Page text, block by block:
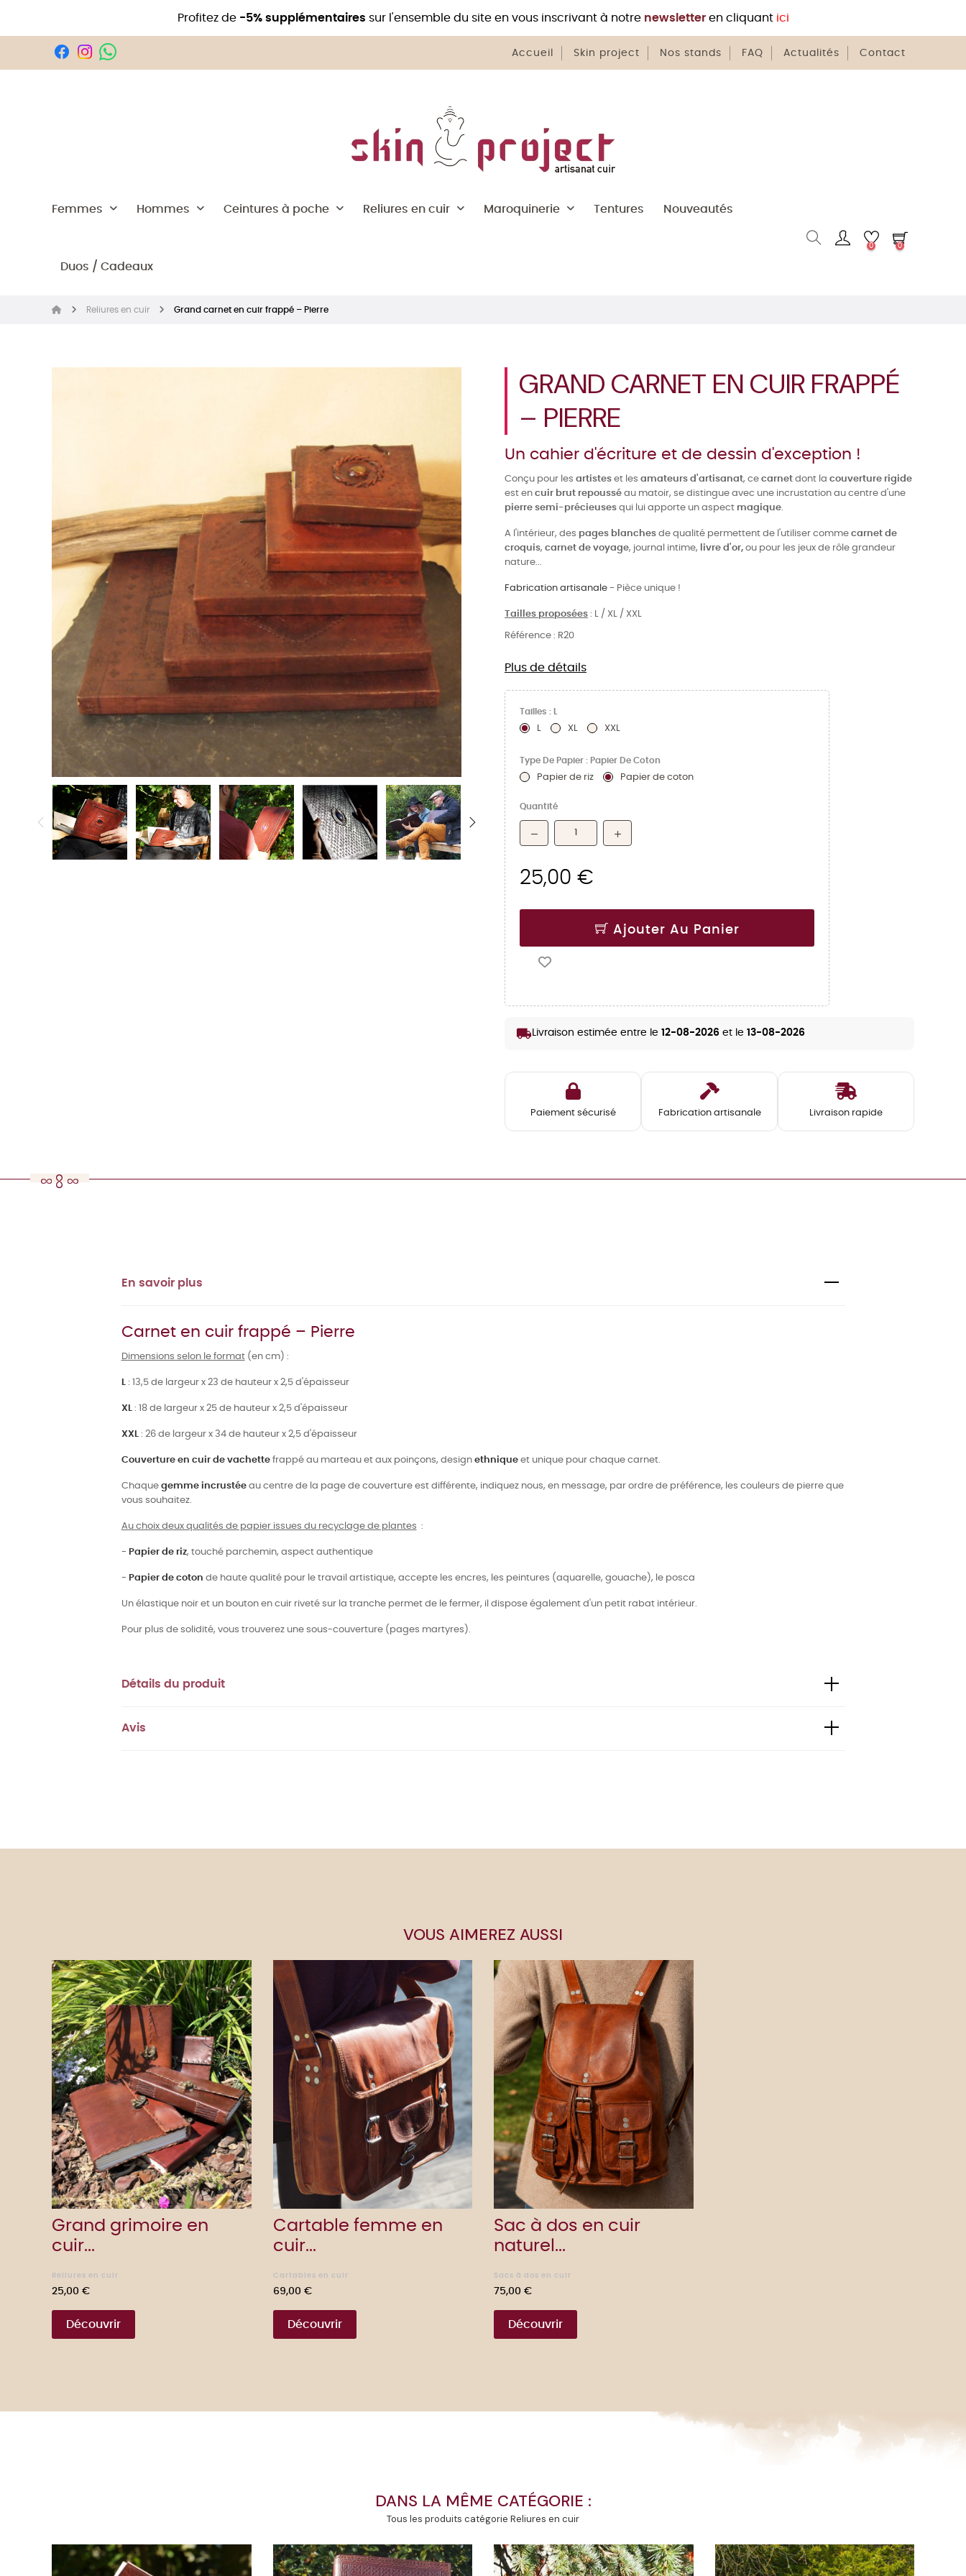
Profitez de-5% supplémentaires sur l'ensemble du site en vous inscrivant à notre newsletteren cliquant ici
Accueil Skin project Nos stands FAQ Actualités Contact
Femmes Hommes Ceintures à poche Reliures en cuir Maroquinerie Tentures Nouveautés
Duos / Cadeaux
0 0
Reliures en cuir Grand carnet en cuir frappé – Pierre
GRAND CARNET EN CUIR FRAPPÉ
– PIERRE
Un cahier d'écriture et de dessin d'exception !
Conçu pour les artistes et les amateurs d'artisanat, ce carnet dont la couverture rigide
est en cuir brut repoussé au matoir, se distingue avec une incrustation au centre d'une
pierre semi-précieuses qui lui apporte un aspect magique.
A l'intérieur, des pages blanches de qualité permettent de l'utiliser comme carnet de
croquis, carnet de voyage, journal intime, livre d'or, ou pour les jeux de rôle grandeur
nature...
Fabrication artisanale - Pièce unique !
Tailles proposées : L / XL / XXL
Référence : R20
Plus de détails
Tailles : L
XL XXL
Type De Papier : Papier De Coton
Papier de riz Papier de coton
Quantité
25,00 €
Ajouter Au Panier
local_shipping Livraison estimée entre le 12-08-2026 et le 13-08-2026
Paiement sécurisé Fabrication artisanale Livraison rapide
En savoir plus
Carnet en cuir frappé – Pierre
Dimensions selon le format(en cm) :
: 13,5 de largeur x 23 de hauteur x 2,5 d'épaisseur
XL : 18 de largeur x 25 de hauteur x 2,5 d'épaisseur
XXL : 26 de largeur x 34 de hauteur x 2,5 d'épaisseur
Couverture en cuir de vachettefrappé au marteau et aux poinçons, design ethniqueet unique pour chaque carnet.
Chaque gemme incrustéeau centre de la page de couverture est différente, indiquez nous, en message, par ordre de préférence, les couleurs de pierre que
vous souhaitez.
Au choix deux qualités de papier issues du recyclage de plantes :
- Papier de riz, touché parchemin, aspect authentique
- Papier de coton de haute qualité pour le travail artistique, accepte les encres, les peintures (aquarelle, gouache), le posca
Un élastique noir et un bouton en cuir riveté sur la tranche permet de le fermer, il dispose également d'un petit rabat intérieur.
Pour plus de solidité, vous trouverez une sous-couverture (pages martyres).
Détails du produit
Avis
VOUS AIMEREZ AUSSI
Grand grimoire en
cuir...
Reliures en cuir
Prix
25,00 €
Découvrir
Cartable femme en
cuir...
Cartables en cuir
Prix
69,00 €
Découvrir
Sac à dos en cuir
naturel...
Sacs à dos en cuir
Prix
75,00 €
Découvrir
DANS LA MÊME CATÉGORIE :
Tous les produits catégorie Reliures en cuir